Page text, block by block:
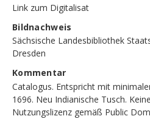
Link zum Digitalisat
Bildnachweis
Sächsische Landesbibliothek
Dresden
Kommentar
Catalogus. Entspricht mit
1696. Neu Indianische Tusch.
Nutzungslizenz gemäß Public